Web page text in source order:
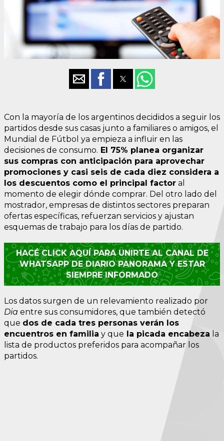
Con la mayoría de los argentinos decididos a seguir los
partidos desde sus casas junto a familiares o amigos, el
Mundial de Fútbol ya empieza a influir en las
decisiones de consumo. El 75% planea organizar
sus compras con anticipación para aprovechar
promociones y casi seis de cada diez considera a
los descuentos como el principal factor al
momento de elegir dónde comprar. Del otro lado del
mostrador, empresas de distintos sectores preparan
ofertas específicas, refuerzan servicios y ajustan
esquemas de trabajo para los días de partido.
HACÉ CLICK AQUÍ PARA UNIRTE AL CANAL DE
WHATSAPP DE DIARIO PANORAMA Y ESTAR
SIEMPRE INFORMADO
Los datos surgen de un relevamiento realizado por
Dia entre sus consumidores, que también detectó
que dos de cada tres personas verán los
encuentros en familia y que la picada encabeza la
lista de productos preferidos para acompañar los
partidos.